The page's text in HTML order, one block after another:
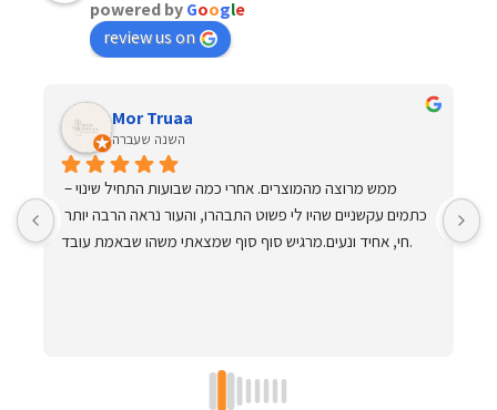
powered byGoogle
review us on
Mor Truaa
השנה שעברה
חי, אחיד ונעים.מרגיש סוף סוף שמצאתי משהו שבאמת עובד.